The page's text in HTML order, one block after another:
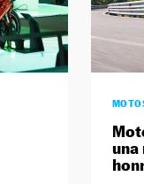
una